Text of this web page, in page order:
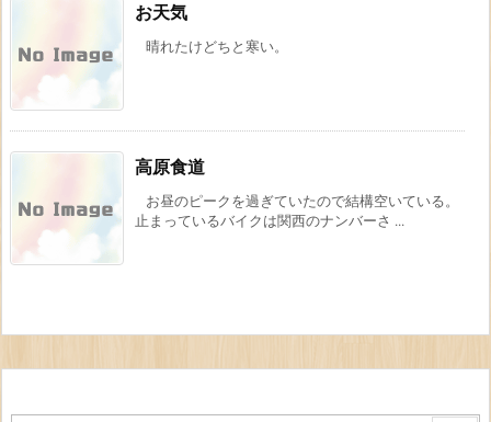
お天気
晴れたけどちと寒い。
高原食道
お昼のピークを過ぎていたので結構空いている。
止まっているバイクは関西のナンバーさ ...